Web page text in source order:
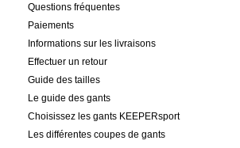
Questions fréquentes
Paiements
Informations sur les livraisons
Effectuer un retour
Guide des tailles
Le guide des gants
Choisissez les gants KEEPERsport
Les différentes coupes de gants